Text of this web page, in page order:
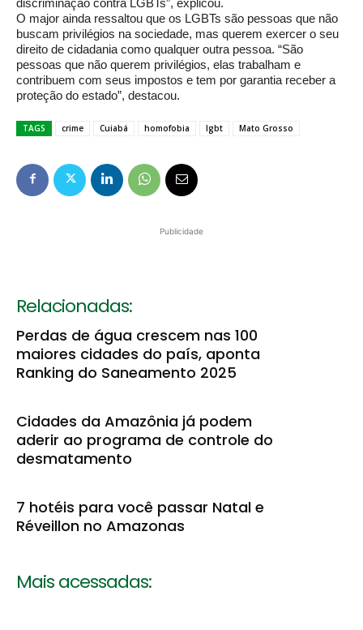
discriminação contra LGBTs”, explicou.
O major ainda ressaltou que os LGBTs são pessoas que não
buscam privilégios na sociedade, mas querem exercer o seu
direito de cidadania como qualquer outra pessoa. “São
pessoas que não querem privilégios, elas trabalham e
contribuem com seus impostos e tem por garantia receber a
proteção do estado”, destacou.
TAGS crime Cuiabá homofobia lgbt Mato Grosso
Publicidade
Relacionadas:
Perdas de água crescem nas 100
maiores cidades do país, aponta
Ranking do Saneamento 2025
Cidades da Amazônia já podem
aderir ao programa de controle do
desmatamento
7 hotéis para você passar Natal e
Réveillon no Amazonas
Mais acessadas: